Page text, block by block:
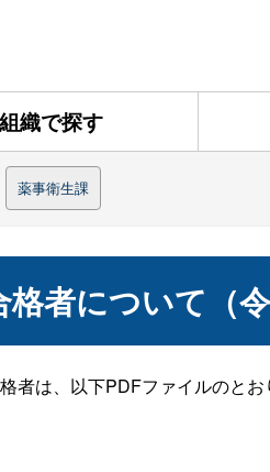
組織で探す
薬事衛生課
者について（令
は、以下PDFファイルのとお